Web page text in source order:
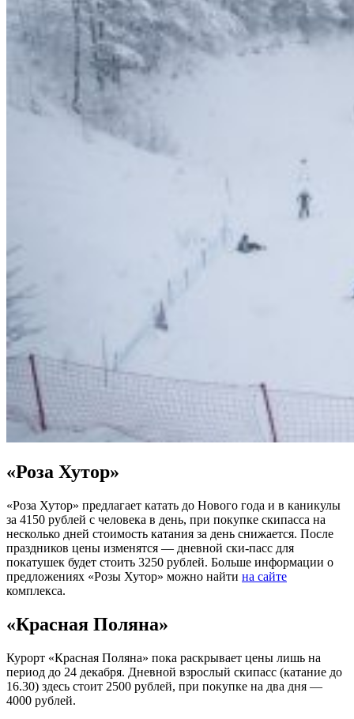
«Роза Хутор»
«Роза Хутор» предлагает катать до Нового года и в каникулы
за 4150 рублей с человека в день, при покупке скипасса на
несколько дней стоимость катания за день снижается. После
праздников цены изменятся — дневной ски-пасс для
покатушек будет стоить 3250 рублей. Больше информации о
предложениях «Розы Хутор» можно найти на сайте
комплекса.
«Красная Поляна»
Курорт «Красная Поляна» пока раскрывает цены лишь на
период до 24 декабря. Дневной взрослый скипасс (катание до
16.30) здесь стоит 2500 рублей, при покупке на два дня —
4000 рублей.